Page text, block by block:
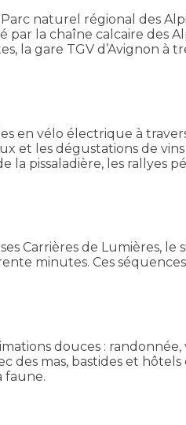
naturel régional des
la chaîne calcaire des
la gare TGV d’Avignon à
en vélo électrique à
et les dégustations de
pissaladière, les rallyes
Carrières de Lumières, le
minutes. Ces
douces :
des mas, bastides et
faune.